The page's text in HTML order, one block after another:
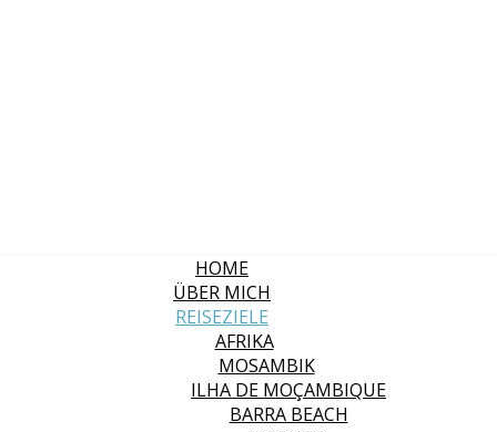
HOME
ÜBER MICH
REISEZIELE
AFRIKA
MOSAMBIK
ILHA DE MOÇAMBIQUE
BARRA BEACH